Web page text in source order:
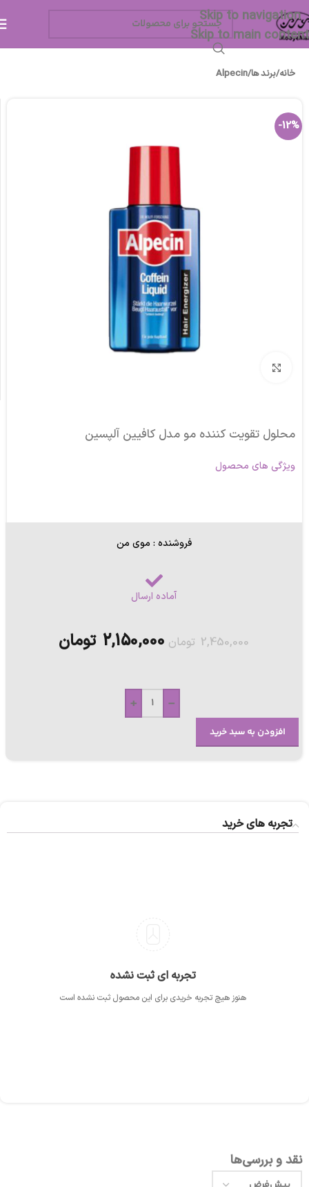
Skip to navigation
Skip to main content
خانه/برند ها/
Alpecin
-12%
محلول تقویت کننده مو مدل کافیین آلپسین
ویژگی های محصول
فروشنده : موی من
آماده ارسال
2,450,000 تومان 2,150,000 تومان
-
+
افزودن به سبد خرید
تجربه های خرید
تجربه ای ثبت نشده
هنوز هیچ تجربه خریدی برای این محصول ثبت نشده است
نقد و بررسی‌ها